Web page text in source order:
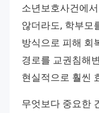
소년보호사건에
않더라도, 학부모
방식으로 피해 회
경로를 교권침해
현실적으로 훨씬
무엇보다 중요한